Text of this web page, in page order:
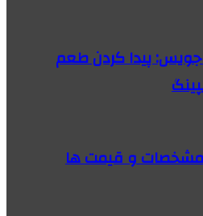
جویس: پیدا کردن طعم
مشخصات و قیمت ها